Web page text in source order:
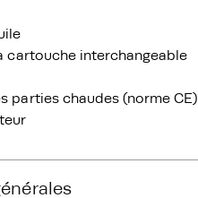
cartouche interchangeable
parties chaudes (norme CE)